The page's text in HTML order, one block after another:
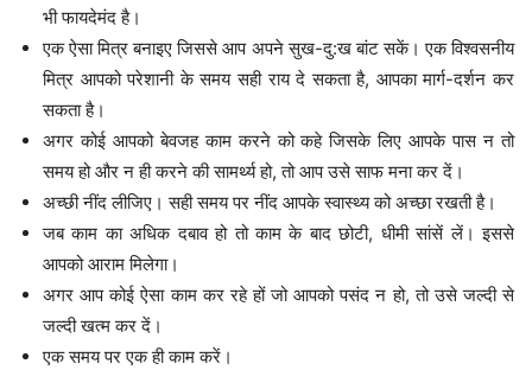
भी फायदेमंद है।
एक ऐसा मित्र बनाइए जिससे आप अपने सुख-दु:ख बांट सकें। एक विश्वसनीय
मित्र आपको परेशानी के समय सही राय दे सकता है, आपका मार्ग-दर्शन कर
सकता है।
अगर कोई आपको बेवजह काम करने को कहे जिसके लिए आपके पास न तो
समय हो और न ही करने की सामर्थ्य हो, तो आप उसे साफ मना कर दें।
अच्छी नींद लीजिए। सही समय पर नींद आपके स्वास्थ्य को अच्छा रखती है।
जब काम का अधिक दबाव हो तो काम के बाद छोटी, धीमी सांसें लें। इससे
आपको आराम मिलेगा।
अगर आप कोई ऐसा काम कर रहे हों जो आपको पसंद न हो, तो उसे जल्दी से
जल्दी खत्म कर दें।
एक समय पर एक ही काम करें।